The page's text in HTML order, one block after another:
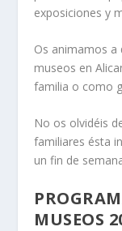
exposiciones y
Os animamos a
museos en
familia o como
No os olvidéis
familiares ésta
un fin de
MUSEOS